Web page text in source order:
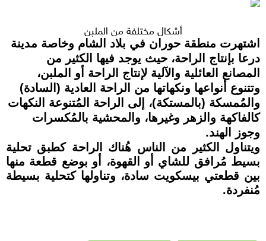
أشكال مختلفة من الملبن
اشتهرت منطقة حوران في بلاد الشام وخاصة مدينة
درعا بإنتاج الراحة، حيث يوجد فيها الكثير من
المصانع العائلية والآلية لإنتاج الراحة أو الملبن،
وتتنوع أنواعها ونكهاتها من الراحة العادية (السادة)
والمُمسكة (بالمستكة)، إلى الراحة المُتنوعة النكهات
كالفاكهة والزهر وغيرها، والمحشية بالمُكسرات
وجوز الهند.
ويتناول الكثير من الناس هُناك الراحة كطبق تحلية
بسيط مُرافق للشاي أو القهوة، أو بوضع قطعة منها
بين قطعتي بيسكويت سادة، وتناولها كتحلية بسيطة
مُنفردة.